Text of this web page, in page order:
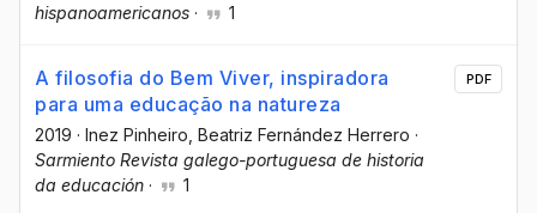
hispanoamericanos · 1
A filosofia do Bem Viver, inspiradora
para uma educação na natureza
2019 · Inez Pinheiro , Beatriz Fernández Herrero ·
Sarmiento Revista galego-portuguesa de historia
da educación · 1
PDF